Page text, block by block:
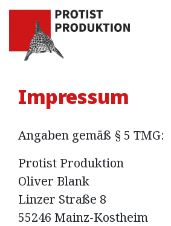
Protist Produktion
Impressum
Angaben gemäß § 5 TMG:
Protist Produktion
Oliver Blank
Linzer Straße 8
55246 Mainz-Kostheim